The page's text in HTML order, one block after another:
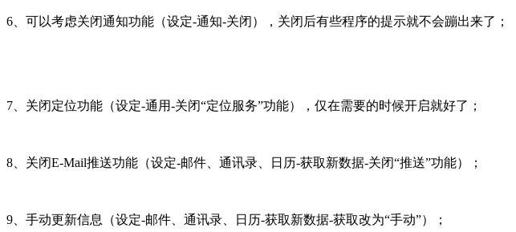
6、可以考虑关闭通知功能（设定-通知-关闭），关闭后有些程序的提示就不会蹦出来了；
7、关闭定位功能（设定-通用-关闭“定位服务”功能），仅在需要的时候开启就好了；
8、关闭E-Mail推送功能（设定-邮件、通讯录、日历-获取新数据-关闭“推送”功能）；
9、手动更新信息（设定-邮件、通讯录、日历-获取新数据-获取改为“手动”）；